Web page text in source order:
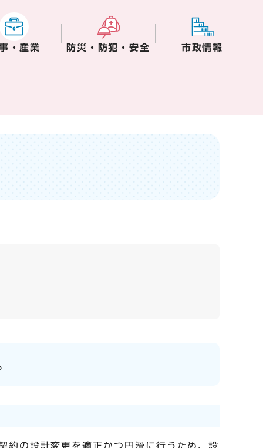
・産業 防災・防犯・安全 市政情報
約の設計変更を適正かつ円滑に行うため、設